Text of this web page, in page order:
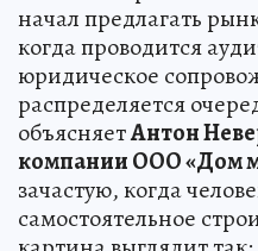
начал предлагать
когда проводится
юридическое
распределяется
объясняетАнтон
компании ООО «Дом
зачастую, когда
самостоятельное